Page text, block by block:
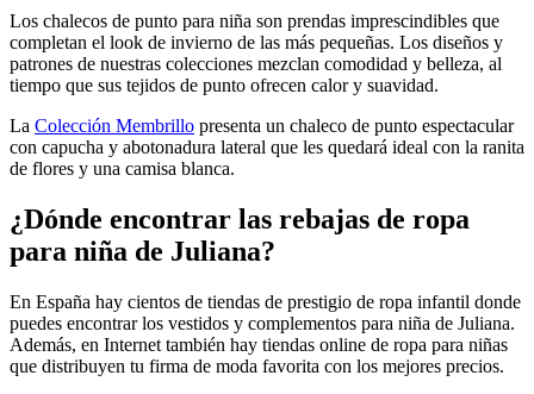
Los chalecos de punto para niña son prendas imprescindibles que
completan el look de invierno de las más pequeñas. Los diseños y
patrones de nuestras colecciones mezclan comodidad y belleza, al
tiempo que sus tejidos de punto ofrecen calor y suavidad.
La Colección Membrillo presenta un chaleco de punto espectacular
con capucha y abotonadura lateral que les quedará ideal con la ranita
de flores y una camisa blanca.
¿Dónde encontrar las rebajas de ropa
para niña de Juliana?
En España hay cientos de tiendas de prestigio de ropa infantil donde
puedes encontrar los vestidos y complementos para niña de Juliana.
Además, en Internet también hay tiendas online de ropa para niñas
que distribuyen tu firma de moda favorita con los mejores precios.